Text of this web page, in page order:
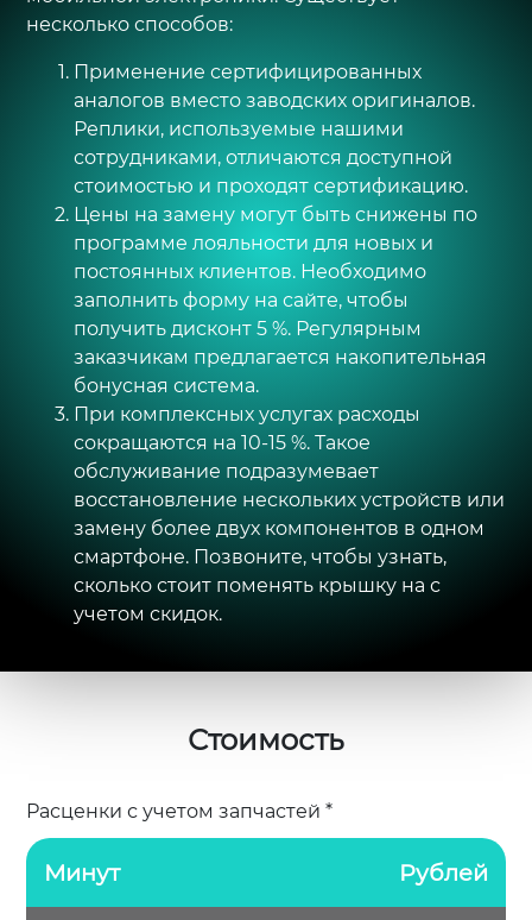
несколько способов:
Применение сертифицированных
аналогов вместо заводских оригиналов.
Реплики, используемые нашими
сотрудниками, отличаются доступной
стоимостью и проходят сертификацию.
Цены на замену могут быть снижены по
программе лояльности для новых и
постоянных клиентов. Необходимо
заполнить форму на сайте, чтобы
получить дисконт 5 %. Регулярным
заказчикам предлагается накопительная
бонусная система.
При комплексных услугах расходы
сокращаются на 10-15 %. Такое
обслуживание подразумевает
восстановление нескольких устройств или
замену более двух компонентов в одном
смартфоне. Позвоните, чтобы узнать,
сколько стоит поменять крышку на с
учетом скидок.
Стоимость
Расценки с учетом запчастей *
Минут Рублей